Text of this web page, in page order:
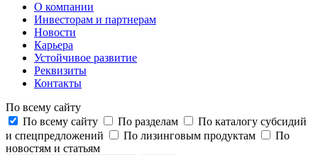
О компании
Инвесторам и партнерам
Новости
Карьера
Устойчивое развитие
Реквизиты
Контакты
По всему сайту
По всему сайту
По разделам
По каталогу субсидий
и спецпредложений
По лизинговым продуктам
По
новостям и статьям